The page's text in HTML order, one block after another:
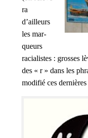
ra
d’ailleurs
les mar­
queurs
racia­listes : grosses
des « r » dans les
modi­fié ces der­nières